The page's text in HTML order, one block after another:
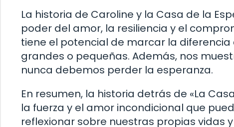
La historia de Caroline y la Casa de la
poder del amor, la resiliencia y el
tiene el potencial de marcar la
grandes o pequeñas. Además, nos
nunca debemos perder la esperanza.
En resumen, la historia detrás de «La
la fuerza y el amor incondicional que
reflexionar sobre nuestras propias vidas